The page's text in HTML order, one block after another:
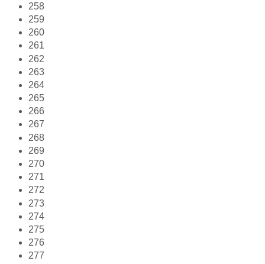
258
259
260
261
262
263
264
265
266
267
268
269
270
271
272
273
274
275
276
277